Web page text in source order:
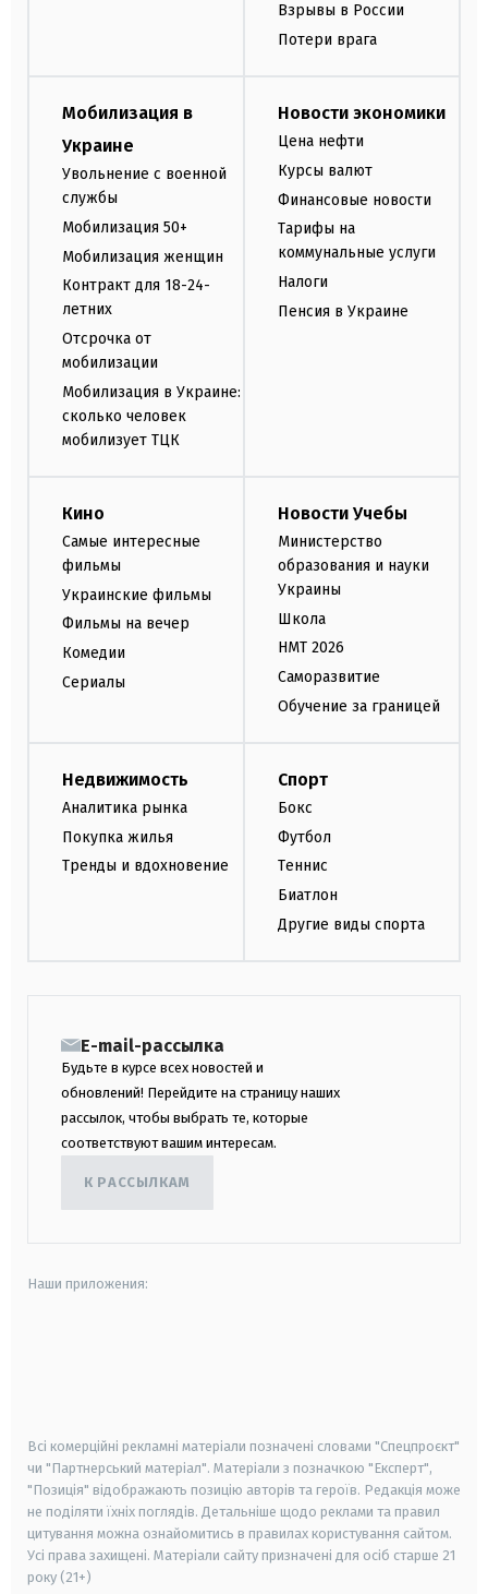
Взрывы в России
Потери врага
Мобилизация в
Украине
Увольнение с военной
службы
Мобилизация 50+
Мобилизация женщин
Контракт для 18-24-
летних
Отсрочка от
мобилизации
Мобилизация в Украине:
сколько человек
мобилизует ТЦК
Новости экономики
Цена нефти
Курсы валют
Финансовые новости
Тарифы на
коммунальные услуги
Налоги
Пенсия в Украине
Кино
Самые интересные
фильмы
Украинские фильмы
Фильмы на вечер
Комедии
Сериалы
Новости Учебы
Министерство
образования и науки
Украины
Школа
НМТ 2026
Саморазвитие
Обучение за границей
Недвижимость
Аналитика рынка
Покупка жилья
Тренды и вдохновение
Спорт
Бокс
Футбол
Теннис
Биатлон
Другие виды спорта
E-mail-рассылка
Будьте в курсе всех новостей и
обновлений! Перейдите на страницу наших
рассылок, чтобы выбрать те, которые
соответствуют вашим интересам.
К РАССЫЛКАМ
Наши приложения:
Всі комерційні рекламні матеріали позначені словами "Спецпроєкт"
чи "Партнерський матеріал". Матеріали з позначкою "Експерт",
"Позиція" відображають позицію авторів та героїв. Редакція може
не поділяти їхніх поглядів. Детальніше щодо реклами та правил
цитування можна ознайомитись в правилах користування сайтом.
Усі права захищені. Матеріали сайту призначені для осіб старше 21
року (21+)